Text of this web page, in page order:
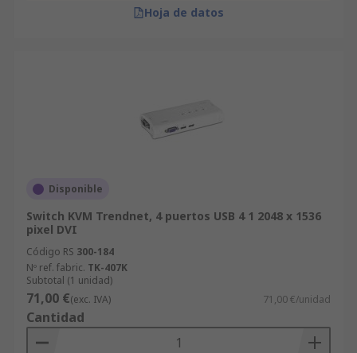
Hoja de datos
Disponible
Switch KVM Trendnet, 4 puertos USB 4 1 2048 x 1536
pixel DVI
Código RS 300-184
Nº ref. fabric. TK-407K
Subtotal (1 unidad)
71,00 €(exc. IVA) 71,00 €/unidad
Cantidad